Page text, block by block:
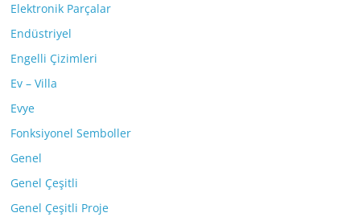
Elektronik Parçalar
Endüstriyel
Engelli Çizimleri
Ev – Villa
Evye
Fonksiyonel Semboller
Genel
Genel Çeşitli
Genel Çeşitli Proje